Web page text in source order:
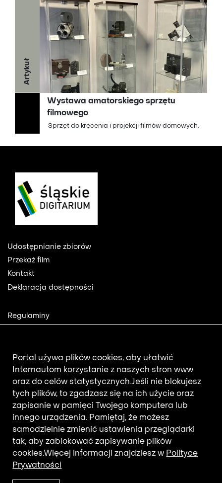
Artykuł
Wystawa amatorskiego sprzętu
filmowego
Sprzęt do kręcenia i projekcji filmów domowych.
Footer
Udostępnianie zbiorów
Przekaż film
Kontakt
Deklaracja dostępności
Footer
2
Regulaminy
Aktualności
Newsletter
Adres e-mail subskrybenta.
Otrzymuj nowości z filmotekaslaska.com
Portal używa plików cookies, aby ułatwić
Internautom korzystanie z naszych stron www
oraz do celów statystycznych.Jeśli nie blokujesz
tych plików, to zgadzasz się na ich użycie oraz
zapisanie w pamięci Twojego komputera lub
innego urządzenia. Pamiętaj, że możesz
samodzielnie zmienić ustawienia przeglądarki
tak, aby zablokować zapisywanie plików
cookies.Więcej informacji znajdziesz w Polityce
Prywatności